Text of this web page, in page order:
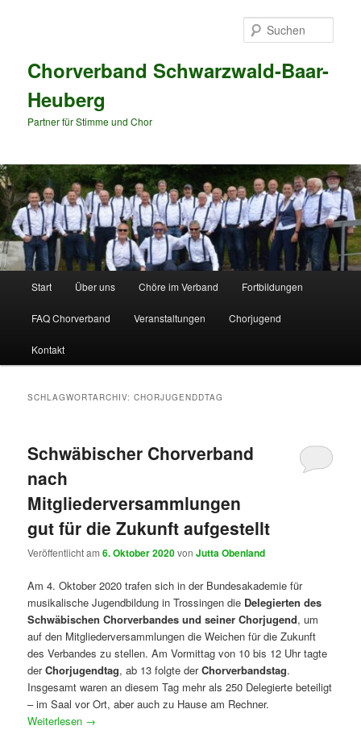
Chorverband Schwarzwald-Baar-
Heuberg
Partner für Stimme und Chor
Start Über uns Chöre im Verband Fortbildungen
FAQ Chorverband Veranstaltungen Chorjugend
Kontakt
SCHLAGWORTARCHIV:CHORJUGENDDTAG
Schwäbischer Chorverband
nach
Mitgliederversammlungen
gut für die Zukunft aufgestellt
Veröffentlicht am6. Oktober 2020vonJutta Obenland
Am 4. Oktober 2020 trafen sich in der Bundesakademie für
musikalische Jugendbildung in Trossingen die Delegierten des
Schwäbischen Chorverbandes und seiner Chorjugend, um
auf den Mitgliederversammlungen die Weichen für die Zukunft
des Verbandes zu stellen. Am Vormittag von 10 bis 12 Uhr tagte
derChorjugendtag, ab 13 folgte derChorverbandstag.
Insgesamt waren an diesem Tag mehr als 250 Delegierte beteiligt
– im Saal vor Ort, aber auch zu Hause am Rechner.
Weiterlesen →